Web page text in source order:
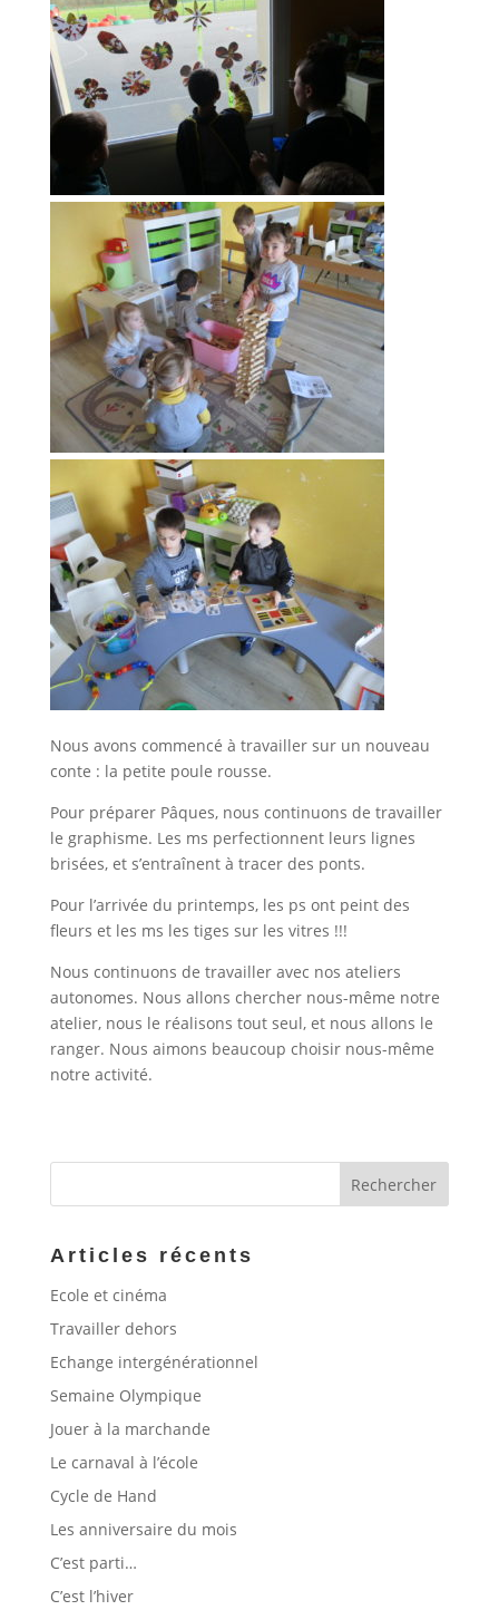
Nous avons commencé à travailler sur un nouveau
conte : la petite poule rousse.
Pour préparer Pâques, nous continuons de travailler
le graphisme. Les ms perfectionnent leurs lignes
brisées, et s’entraînent à tracer des ponts.
Pour l’arrivée du printemps, les ps ont peint des
fleurs et les ms les tiges sur les vitres !!!
Nous continuons de travailler avec nos ateliers
autonomes. Nous allons chercher nous-même notre
atelier, nous le réalisons tout seul, et nous allons le
ranger. Nous aimons beaucoup choisir nous-même
notre activité.
Articles récents
Ecole et cinéma
Travailler dehors
Echange intergénérationnel
Semaine Olympique
Jouer à la marchande
Le carnaval à l’école
Cycle de Hand
Les anniversaire du mois
C’est parti…
C’est l’hiver